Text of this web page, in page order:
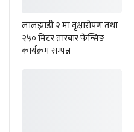
लालझाडी २ मा वृक्षारोपण तथा
२५० मिटर तारबार फेन्सिङ
कार्यक्रम सम्पन्न